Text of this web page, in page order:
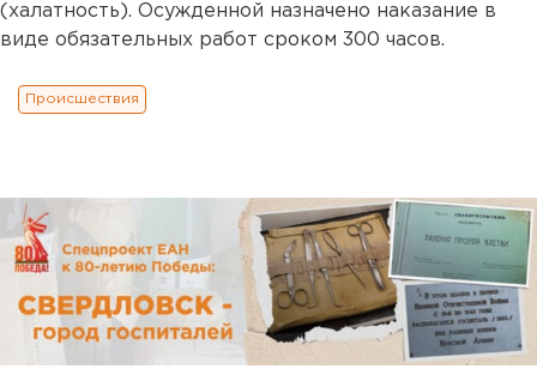
(халатность). Осужденной назначено наказание в
виде обязательных работ сроком 300 часов.
Происшествия